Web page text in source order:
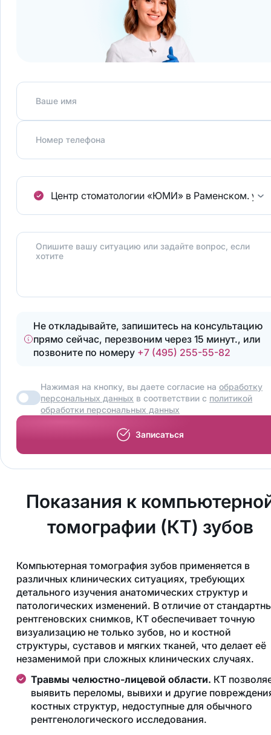
Ваше имя
Номер телефона
Центр стоматологии «ЮМИ» в Раменском. ул.
Опишите вашу ситуацию или задайте вопрос, если
хотите
Не откладывайте, запишитесь на консультацию
прямо сейчас, перезвоним через 15 минут., или
позвоните по номеру +7 (495) 255-55-82
Нажимая на кнопку, вы даете согласие наобработку
персональных данных в соответствии с политикой
обработки персональных данных
Записаться
Показания к
томографии (КТ) зубов
Компьютерная томография зубов применяется в
различных клинических ситуациях, требующих
детального изучения анатомических структур и
патологических изменений. В отличие от
рентгеновских снимков, КТ обеспечивает точную
визуализацию не только зубов, но и костной
структуры, суставов и мягких тканей, что делает её
незаменимой при сложных клинических случаях.
Травмы челюстно-лицевой области. КТ
выявить переломы, вывихи и другие
костных структур, недоступные для обычного
рентгенологического исследования.